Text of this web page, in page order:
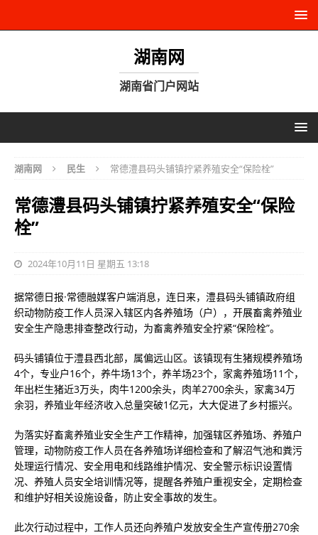
湖南网
湖南省门户网站
湖南网 民生 常德澧县码头铺镇拧紧养殖安全“保险栓”
常德澧县码头铺镇拧紧养殖安全“保险
栓”
2024年10月11日 星期五 13:18
据常德日报·常德融媒客户端消息，连日来，澧县码头铺镇政府组
织动物防疫工作人员深入辖区内各养殖场（户），开展畜禽养殖业
安全生产隐患排查整改行动，为畜禽养殖安全拧紧“保险栓”。
码头铺镇位于澧县西北部，属偏远山区。该镇现有生猪规模养殖场
4个，专业户16个，养牛场13个，养羊场23个，家禽养殖场11个，
年出栏生猪近3万头，肉牛1200余头，肉羊2700余头，家禽34万
余羽，养殖业年经济收入总量突破1亿元，大大促进了乡村振兴。
为落实好畜禽养殖业安全生产工作精神，加强辖区养殖场、养殖户
管理，动物防疫工作人员在各养殖场详细检查和了解沼气池和粪污
处理运行情况、安全用电和线路维护情况、安全警示标识设置情
况、养殖人员安全培训情况等，提醒各养殖户重视安全，定期检查
和维护好相关设施设备，防止安全事故的发生。
此次行动过程中，工作人员还向养殖户发放安全生产宣传册270余